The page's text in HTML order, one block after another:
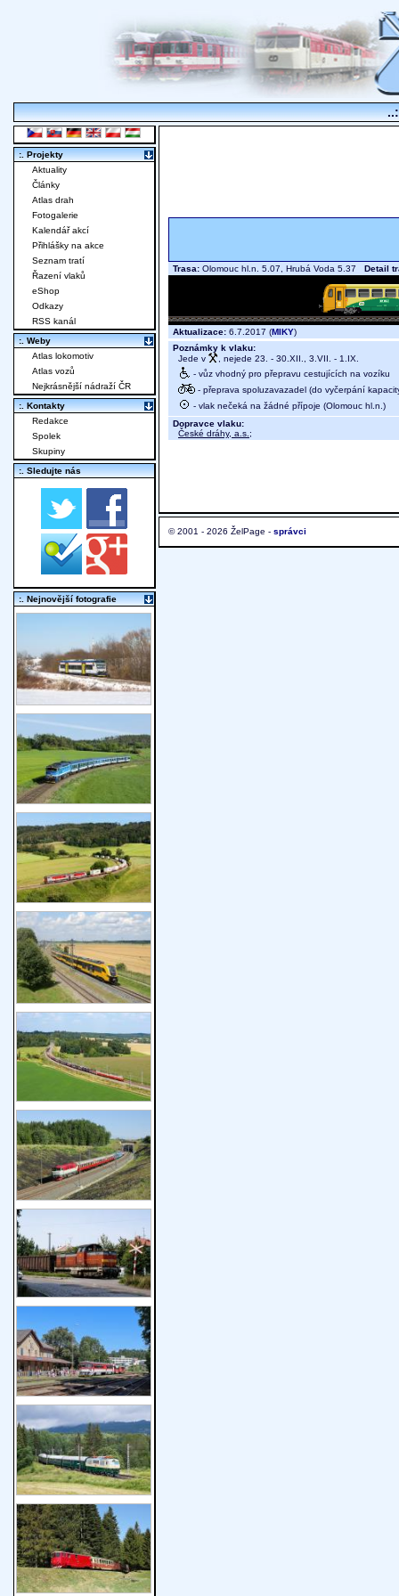
Trasa: Olomouc hl.n. 5.07, Hrubá Voda 5.37 Detail
Aktualizace: 6.7.2017 (MIKY)
Poznámky k vlaku:
Jede v
, nejede 23. - 30.XII., 3.VII. - 1.IX.
- vůz vhodný pro přepravu cestujících na vozíku
- přeprava spoluzavazadel (do vyčerpání
- vlak nečeká na žádné přípoje (Olomouc hl.n.)
Dopravce vlaku:
České dráhy, a.s. ;
© 2001 - 2026 ŽelPage - správci
:. Projekty
Aktuality
Články
Atlas drah
Fotogalerie
Kalendář akcí
Přihlášky na akce
Seznam tratí
Řazení vlaků
eShop
Odkazy
RSS kanál
:. Weby
Atlas lokomotiv
Atlas vozů
Nejkrásnější nádraží ČR
:. Kontakty
Redakce
Spolek
Skupiny
:. Sledujte nás
:. Nejnovější fotografie